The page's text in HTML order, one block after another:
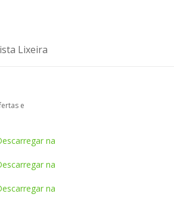
Lixeira
e
na
na
na